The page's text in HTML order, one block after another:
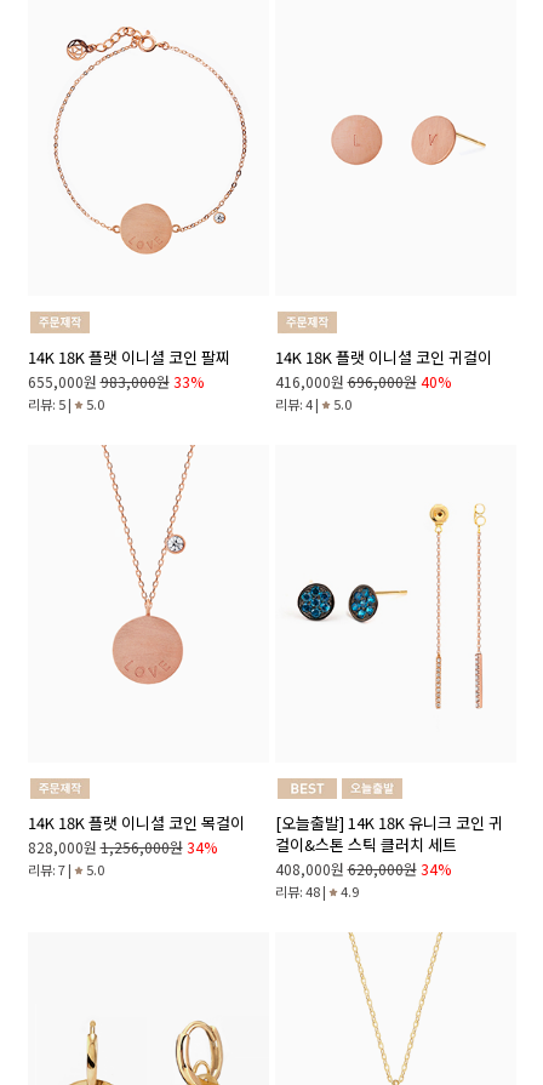
14K 18K 플랫 이니셜 코인 팔찌
655,000원 983,000원 33%
리뷰: 5 | 5.0
14K 18K 플랫 이니셜 코인 귀걸이
416,000원 696,000원 40%
리뷰: 4 | 5.0
14K 18K 플랫 이니셜 코인 목걸이
828,000원 1,256,000원 34%
리뷰: 7 | 5.0
[오늘출발] 14K 18K 유니크 코인 귀
걸이&스톤 스틱 클러치 세트
408,000원 620,000원 34%
리뷰: 48 | 4.9